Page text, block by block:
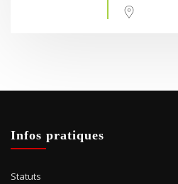
Infos pratiques
Statuts